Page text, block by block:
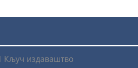
Кључ издаваштво